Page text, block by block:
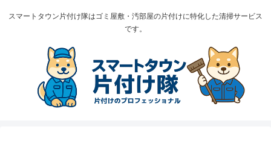
スマートタウン片付け隊はゴミ屋敷・汚部屋の片付けに特化した清掃サービス
です。